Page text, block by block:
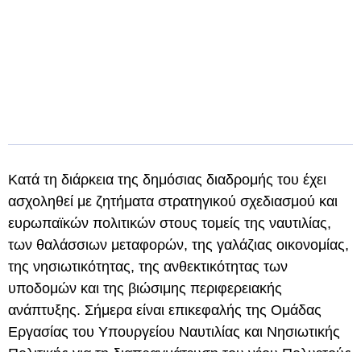
Κατά τη διάρκεια της δημόσιας διαδρομής του έχει
ασχοληθεί με ζητήματα στρατηγικού σχεδιασμού και
ευρωπαϊκών πολιτικών στους τομείς της ναυτιλίας,
των θαλάσσιων μεταφορών, της γαλάζιας οικονομίας,
της νησιωτικότητας, της ανθεκτικότητας των
υποδομών και της βιώσιμης περιφερειακής
ανάπτυξης. Σήμερα είναι επικεφαλής της Ομάδας
Εργασίας του Υπουργείου Ναυτιλίας και Νησιωτικής